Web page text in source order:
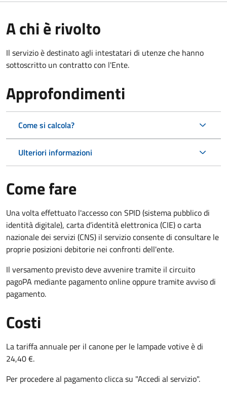
A chi è rivolto
Il servizio è destinato agli intestatari di utenze che hanno
sottoscritto un contratto con l'Ente.
Approfondimenti
Come si calcola?
Ulteriori informazioni
Come fare
Una volta effettuato l'accesso con SPID (sistema pubblico di
identità digitale), carta d’identità elettronica (CIE) o carta
nazionale dei servizi (CNS) il servizio consente di consultare le
proprie posizioni debitorie nei confronti dell'ente.
Il versamento previsto deve avvenire tramite il circuito
pagoPA mediante pagamento online oppure tramite avviso di
pagamento.
Costi
La tariffa annuale per il canone per le lampade votive è di
24,40 €.
Per procedere al pagamento clicca su "Accedi al servizio".